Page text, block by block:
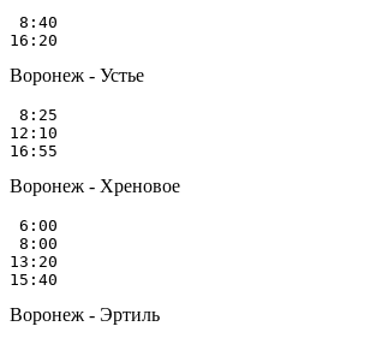
8:40
Воронеж - Устье
8:25
12:10
Воронеж - Хреновое
6:00
8:00
13:20
Воронеж - Эртиль